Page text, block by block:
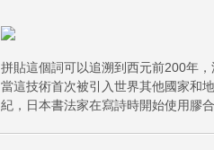
拼貼這個詞可以追溯到西元前200年
當這技術首次被引入世界其他國家和
紀，日本書法家在寫詩時開始使用膠